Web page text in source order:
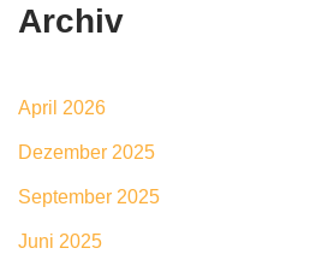
Archiv
April 2026
Dezember 2025
September 2025
Juni 2025